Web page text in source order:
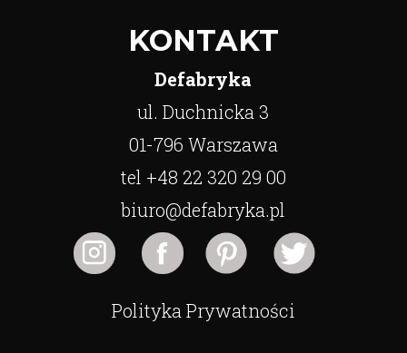
KONTAKT
Defabryka
ul. Duchnicka 3
01-796 Warszawa
tel +48 22 320 29 00
biuro@defabryka.pl
Polityka Prywatności